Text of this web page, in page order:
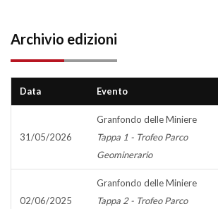
Archivio edizioni
Data Evento
31/05/2026
Granfondo delle Miniere
Tappa 1 - Trofeo Parco
Geominerario
02/06/2025
Granfondo delle Miniere
Tappa 2 - Trofeo Parco